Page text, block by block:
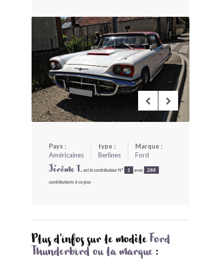
BONJOURLAVIEILLE ?
MODÈLES ET MARQUES
COMMENT FONCTIONNE BLV ?
Pays :
Américaines
type :
Berlines
Marque :
Ford
Jérôme T. est le contributeur N° 1 avec 288
contributions à ce jour.
Plus d'infos sur le modèle Ford
Thunderbird ou la marque: